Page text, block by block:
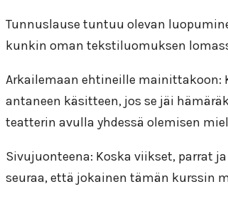
Tunnuslause tuntuu olevan
kunkin oman tekstiluomuksen
Arkailemaan ehtineille mainittakoon:
antaneen käsitteen, jos se jäi
teatterin avulla yhdessä olemisen
Sivujuonteena: Koska viikset, parrat
seuraa, että jokainen tämän kurssin